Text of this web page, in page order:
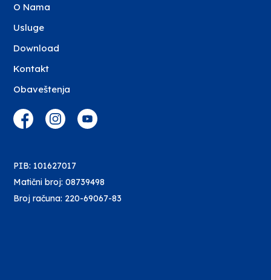
O Nama
Usluge
Download
Kontakt
Obaveštenja
PIB: 101627017
Matični broj: 08739498
Broj računa: 220-69067-83